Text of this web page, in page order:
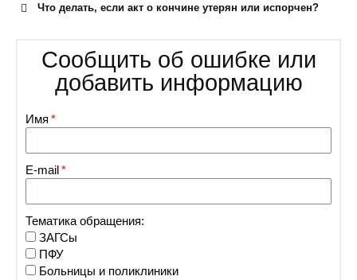
Что делать, если акт о кончине утерян или испорчен?
Сообщить об ошибке или
добавить информацию
Имя
E-mail
Тематика обращения:
ЗАГСы
ПФУ
Больницы и поликлиники